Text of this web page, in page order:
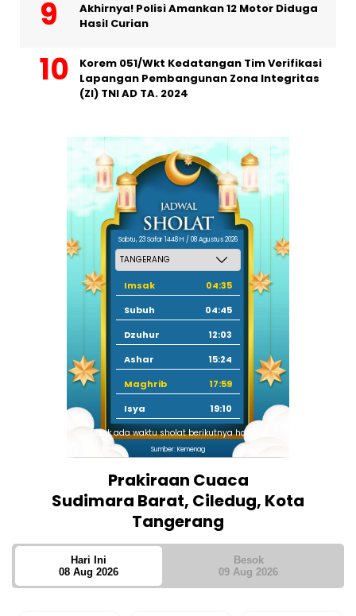
Akhirnya! Polisi Amankan 12 Motor Diduga
Hasil Curian
Korem 051/Wkt Kedatangan Tim Verifikasi
Lapangan Pembangunan Zona Integritas
(ZI) TNI AD TA. 2024
Sabtu, 23 Safar 1448 H / 08 Agustus 2026
Imsak
04:35
Subuh
04:45
Dzuhur
12:03
Ashar
15:24
Maghrib
17:59
Isya
19:10
Tidak ada waktu sholat berikutnya hari ini.
Sumber: Kemenag
Prakiraan Cuaca
Sudimara Barat, Ciledug, Kota
Tangerang
Hari Ini
08 Aug 2026
Besok
09 Aug 2026